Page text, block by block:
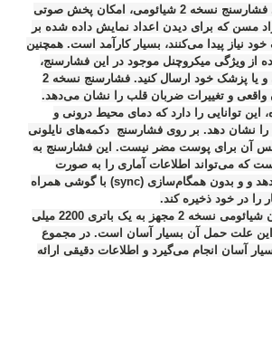
یکی دیگر از ویژگی‌های فشارسنج نسخه 2 شیائومی، امکان پخش صوتی
مسن که برای دیدن اعداد نمایش داده شده بر
‏نیاز پیدا می‌کنند، بسیار کارآمد است. همچنین
از ویژگی میکروچنل موجود در ‏این فشارسنج،
اطلاعات را به فرزندان و یا پزشک خود ارسال کنید. فشارسنج نسخه 2
‏واقعی و تغییرات ضربان قلب را نشان می‌دهد.‏
این توانایی را دارد که دمای محیط درونی و
را نشان دهد. بر روی فشارسنج دکمه‌‏های نایلونی
آن برای پوست مضر نیست. این فشارسنج به
که می‌تواند اطلاعات آماری را به ‏صورت
هفتگی و ماهیانه ارائه دهد و و بدون همگام‌سازی (‏sync‎‏) با گوشی همراه
فشارسنج هوشمند خون شیائومی نسخه 2 مجهز به یک باتری 2200 میلی
علت حمل آن ‏بسیار آسان است. در مجموع
آسان انجام می‌گیرد و اطلاعات ‏دقیقی ارائه